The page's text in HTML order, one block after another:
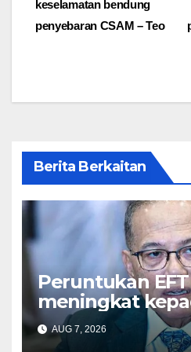
keselamatan bendung
penyebaran CSAM – Teo
Berita Berkaitan
Peruntukan
meningkat
juta tahun ini –
AUG 7, 2026